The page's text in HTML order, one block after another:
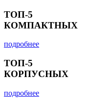
ТОП-5
КОМПАКТНЫХ
подробнее
ТОП-5
КОРПУСНЫХ
подробнее